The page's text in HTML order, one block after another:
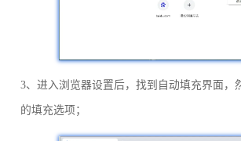
3、进入浏览器设置后，找到自动填充界面，
的填充选项；